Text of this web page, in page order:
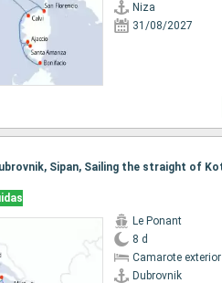
Niza
31/08/2027
Le Ponant
8 d
Camarote exterior
Dubrovnik